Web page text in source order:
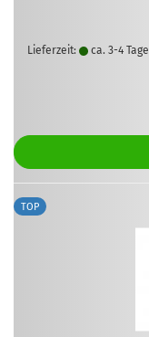
Lieferzeit: ca. 3-4 Tage
TOP